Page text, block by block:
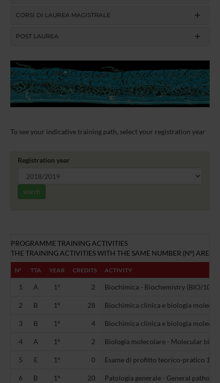
CORSI DI LAUREA MAGISTRALE
POST LAUREA
To see your indicative training path, select your registration year
Registration year
search
PROGRAMME TRAINING ACTIVITIES
THE TRAINING ACTIVITIES WITH THE SAME NUMBER (Nº) ARE
Nº TTA YEAR CREDITS ACTIVITY
1 A 1° 2 Biochimica - Biochemistry (BIO/10)
2 B 1° 28 Biochimica clinica e biologia
3 B 1° 4 Biochimica clinica e biologia
4 A 1° 2 Biologia molecolare - Molecular
5 E 1° 0 Esame di profitto teorico-pratico 1 (-)
6 B 1° 20 Patologia generale - General